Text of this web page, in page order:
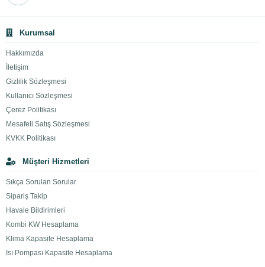
Kurumsal
Hakkımızda
İletişim
Gizlilik Sözleşmesi
Kullanıcı Sözleşmesi
Çerez Politikası
Mesafeli Satış Sözleşmesi
KVKK Politikası
Müşteri Hizmetleri
Sıkça Sorulan Sorular
Sipariş Takip
Havale Bildirimleri
Kombi KW Hesaplama
Klima Kapasite Hesaplama
Isı Pompası Kapasite Hesaplama